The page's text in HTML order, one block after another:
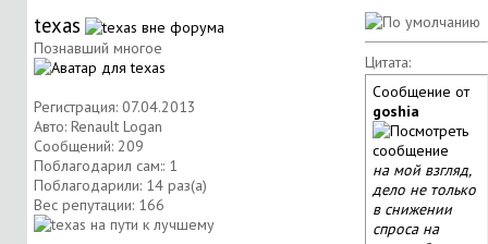
texas
Познавший многое
Регистрация: 07.04.2013
Авто: Renault Logan
Сообщений: 209
Поблагодарил сам:: 1
Поблагодарили: 14 раз(а)
Вес репутации: 166
Цитата:
Сообщение от
goshia
на мой взгляд,
дело не только
в снижении
спроса на